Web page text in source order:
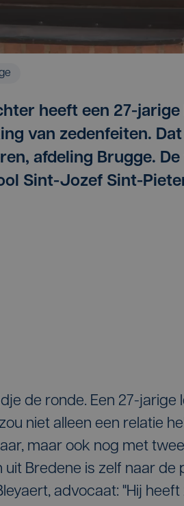
heeft een 27-
van zedenfeiten.
afdeling Brugge.
Sint-Jozef Sint-
de ronde. Een 27-jarige
niet alleen een relatie
maar ook nog met
uit Bredene is zelf naar de
advocaat: "Hij heeft